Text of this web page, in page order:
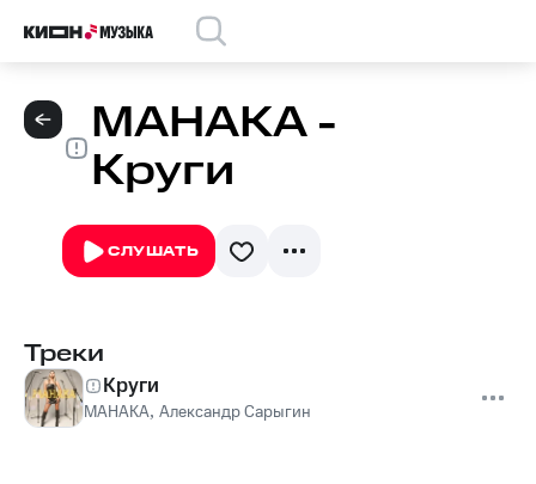
МАНАКА -
Круги
СЛУШАТЬ
Треки
Круги
МАНАКА, Александр Сарыгин